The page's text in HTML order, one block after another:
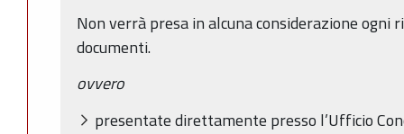
Non verrà presa in alcuna considerazione ogni
documenti.
ovvero
presentate direttamente presso l’Ufficio